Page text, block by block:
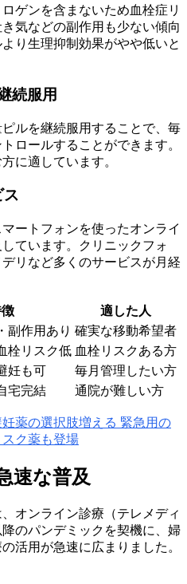
ゲンを含まないため血栓症リ
気などの副作用も少ない傾向
り生理抑制効果がやや低いと
続服用
ルを継続服用することで、毎
ロールすることができます。
に適しています。
ス
ートフォンを使ったオンライ
ています。クリニックフォ
リなど多くのサービスが月経
適した人
副作用あり 確実な移動希望者
栓リスク低 血栓リスクある方
妊も可
毎月管理したい方
宅完結 通院が難しい方
薬の選択肢増える 緊急用の
ク薬も登場
速な普及
オンライン診療（テレメディ
のパンデミックを契機に、婦
活用が急速に広まりました。